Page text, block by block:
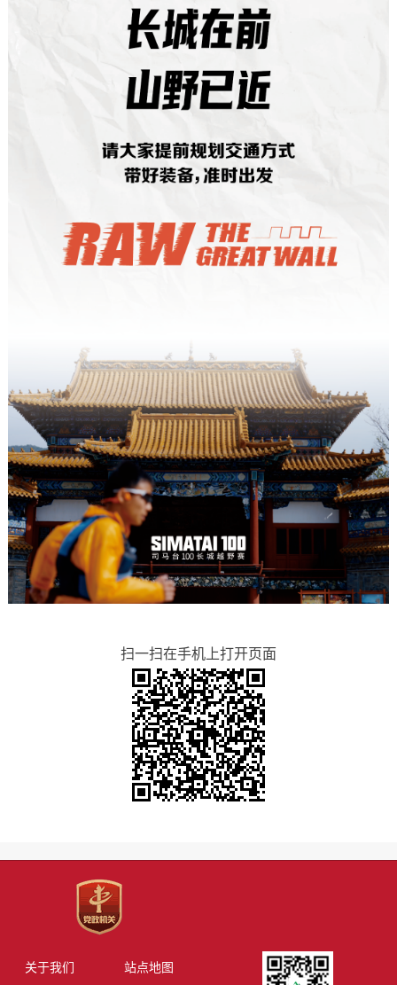
扫一扫在手机上打开页面
关于我们 站点地图